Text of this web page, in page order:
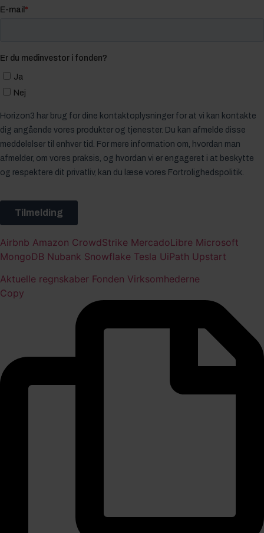
Airbnb Amazon CrowdStrike MercadoLibre Microsoft
MongoDB Nubank Snowflake Tesla UiPath Upstart
Aktuelle regnskaber Fonden Virksomhederne
Copy